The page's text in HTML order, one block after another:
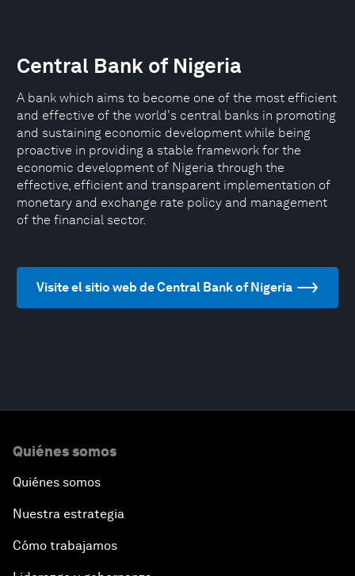
Central Bank of Nigeria
A bank which aims to become one of the most efficient
and effective of the world's central banks in promoting
and sustaining economic development while being
proactive in providing a stable framework for the
economic development of Nigeria through the
effective, efficient and transparent implementation of
monetary and exchange rate policy and management
of the financial sector.
Visite el sitio web de Central Bank of Nigeria
Quiénes somos
Quiénes somos
Nuestra estrategia
Cómo trabajamos